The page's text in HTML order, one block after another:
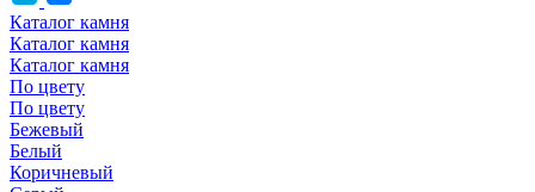
Каталог камня
Каталог камня
Каталог камня
По цвету
По цвету
Бежевый
Белый
Коричневый